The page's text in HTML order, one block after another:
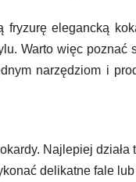
elegancką
Warto więc poznać
narzędziom i
Najlepiej
delikatne fale